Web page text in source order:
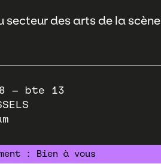
secteur des arts de la scène
– bte 13
: Bien à vous